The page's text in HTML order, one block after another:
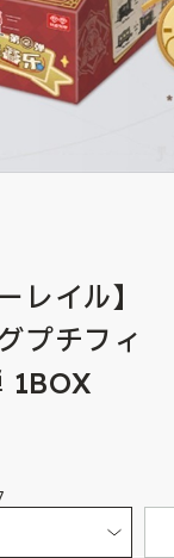
レイル】
プチフィ
1BOX